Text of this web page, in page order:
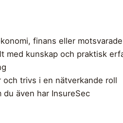
finans eller motsvarade
med kunskap och praktisk
trivs i en nätverkande roll
även har InsureSec